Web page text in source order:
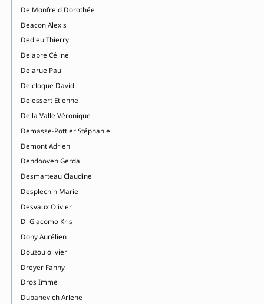
De Monfreid Dorothée
Deacon Alexis
Dedieu Thierry
Delabre Céline
Delarue Paul
Delcloque David
Delessert Etienne
Della Valle Véronique
Demasse-Pottier Stéphanie
Demont Adrien
Dendooven Gerda
Desmarteau Claudine
Desplechin Marie
Desvaux Olivier
Di Giacomo Kris
Dony Aurélien
Douzou olivier
Dreyer Fanny
Dros Imme
Dubanevich Arlene